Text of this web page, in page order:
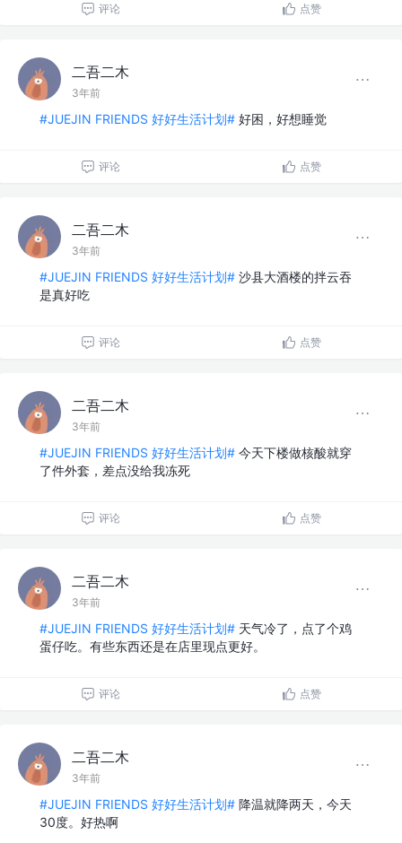
评论 点赞
二吾二木
3年前
#JUEJIN FRIENDS 好好生活计划# 好困，好想睡觉
评论 点赞
二吾二木
3年前
#JUEJIN FRIENDS 好好生活计划# 沙县大酒楼的拌云吞
是真好吃
评论 点赞
二吾二木
3年前
#JUEJIN FRIENDS 好好生活计划# 今天下楼做核酸就穿
了件外套，差点没给我冻死
评论 点赞
二吾二木
3年前
#JUEJIN FRIENDS 好好生活计划# 天气冷了，点了个鸡
蛋仔吃。有些东西还是在店里现点更好。
评论 点赞
二吾二木
3年前
#JUEJIN FRIENDS 好好生活计划# 降温就降两天，今天
30度。好热啊